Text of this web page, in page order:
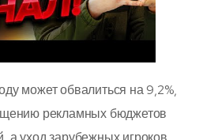
может обвалиться на 9,2%,
рекламных бюджетов